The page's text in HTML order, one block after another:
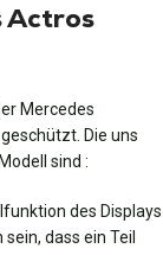
Actros
Mercedes
Die uns
sind :
des Displays
dass ein Teil